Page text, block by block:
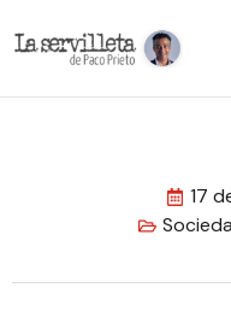
17